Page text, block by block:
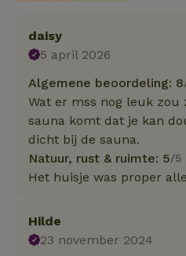
daisy
5 april 2026
Algemene beoordeling: 8
Wat er mss nog leuk zou
sauna komt dat je kan
dicht bij de sauna.
Natuur, rust & ruimte: 5/5
Het huisje was proper
Hilde
23 november 2024